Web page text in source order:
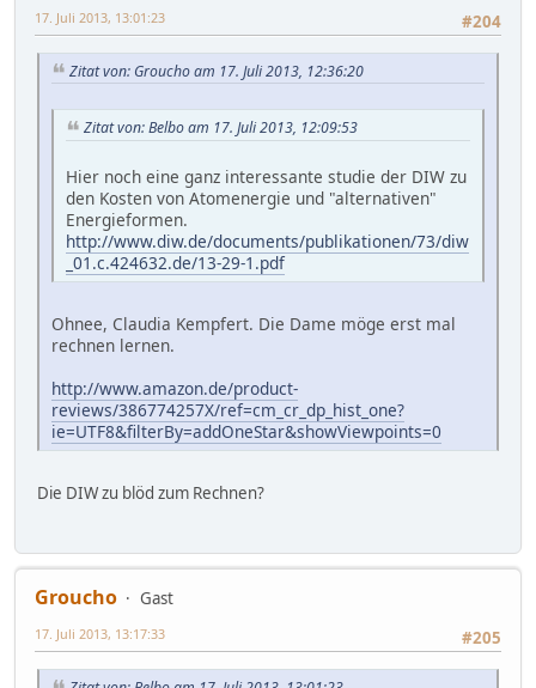
#204
17. Juli 2013, 13:01:23
Zitat von: Groucho am 17. Juli 2013, 12:36:20
Zitat von: Belbo am 17. Juli 2013, 12:09:53
Hier noch eine ganz interessante studie der DIW zu
den Kosten von Atomenergie und "alternativen"
Energieformen.
http://www.diw.de/documents/publikationen/73/diw
_01.c.424632.de/13-29-1.pdf
Ohnee, Claudia Kempfert. Die Dame möge erst mal
rechnen lernen.
http://www.amazon.de/product-
reviews/386774257X/ref=cm_cr_dp_hist_one?
ie=UTF8&filterBy=addOneStar&showViewpoints=0
Die DIW zu blöd zum Rechnen?
Groucho
Gast
#205
17. Juli 2013, 13:17:33